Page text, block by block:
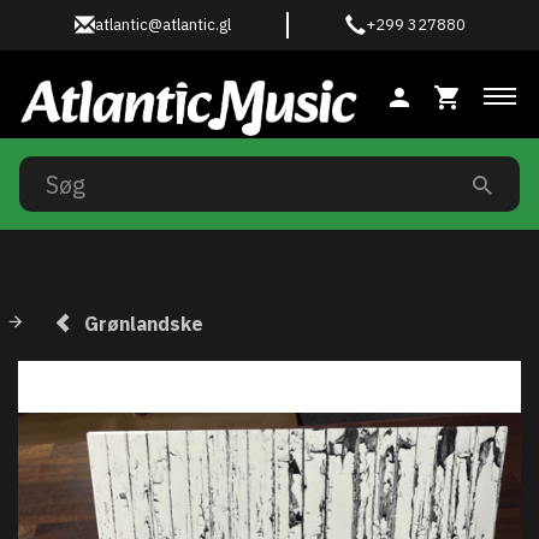
atlantic@atlantic.gl +299 327880
Grønlandske